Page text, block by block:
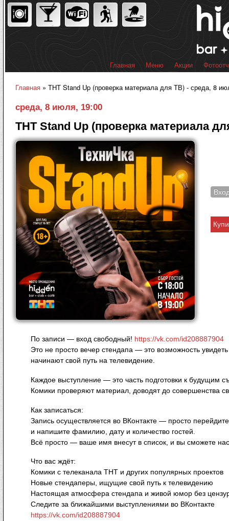
Главное меню
Главная Меню Акции
Главная » ТНТ Stand Up (проверка материала для ТВ) - среда, 8
среда, 8 июля, 19:00
ТНТ Stand Up (проверка материала
По записи — вход свободный! https://vk.com/id208887904
Это не просто вечер стендапа — это возможность
начинают свой путь на телевидение.
Каждое выступление — это часть подготовки к будущим
Комики проверяют материал, доводят до совершенства
Как записаться:
Запись осуществляется во ВКонтакте — просто
и напишите фамилию, дату и количество гостей.
Всё просто — ваше имя внесут в список, и вы сможете
Что вас ждёт:
Комики с телеканала ТНТ и других популярных проектов
Новые стендаперы, ищущие свой путь к телевидению
Настоящая атмосфера стендапа и живой юмор без
Следите за ближайшими выступлениями во ВКонтакте
https://vk.com/id208887904